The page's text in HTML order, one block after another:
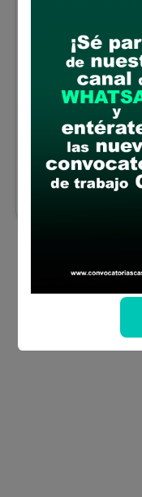
Se requiere:
con
Tecnólogo
Física,
Donde:
Finaliza el:
Más